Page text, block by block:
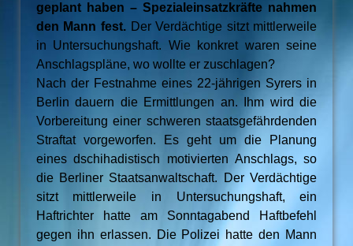
geplant haben – Spezialeinsatzkräfte nahmen
den Mann fest.Der Verdächtige sitzt mittlerweile
in Untersuchungshaft. Wie konkret waren seine
Anschlagspläne, wo wollte er zuschlagen?
Nach der Festnahme eines 22-jährigen Syrers in
Berlin dauern die Ermittlungen an. Ihm wird die
Vorbereitung einer schweren staatsgefährdenden
Straftat vorgeworfen. Es geht um die Planung
eines dschihadistisch motivierten Anschlags, so
die Berliner Staatsanwaltschaft. Der Verdächtige
sitzt mittlerweile in Untersuchungshaft, ein
Haftrichter hatte am Sonntagabend Haftbefehl
gegen ihn erlassen. Die Polizei hatte den Mann